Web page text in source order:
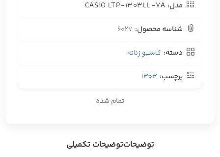
مدل: CASIO LTP-1303LL-7A
شناسه محصول: 6027
دسته: کاسیو زنانه
برچسب: 1303
تمام شده
توضیحاتتوضیحات تکمیلی